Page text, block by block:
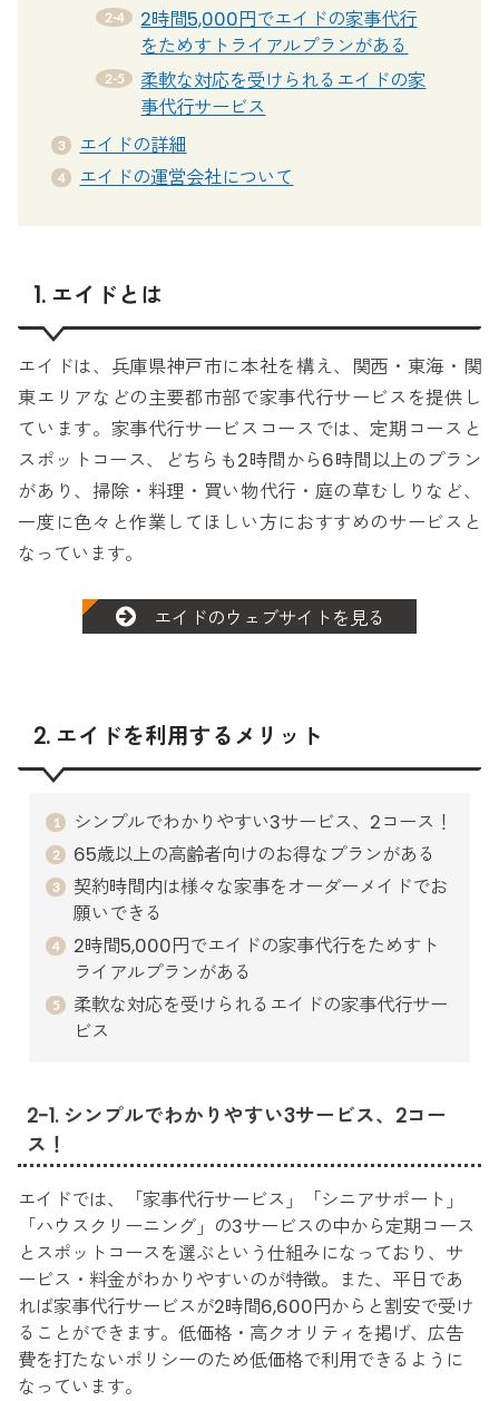
2時間5,000円でエイドの家事代行
をためすトライアルプランがある
柔軟な対応を受けられるエイドの家
事代行サービス
エイドの詳細
エイドの運営会社について
1. エイドとは
エイドは、兵庫県神戸市に本社を構え、関西・東海・関
東エリアなどの主要都市部で家事代行サービスを提供し
ています。家事代行サービスコースでは、定期コースと
スポットコース、どちらも2時間から6時間以上のプラン
があり、掃除・料理・買い物代行・庭の草むしりなど、
一度に色々と作業してほしい方におすすめのサービスと
なっています。
エイドのウェブサイトを見る
2. エイドを利用するメリット
シンプルでわかりやすい3サービス、2コース！
65歳以上の高齢者向けのお得なプランがある
契約時間内は様々な家事をオーダーメイドでお
願いできる
2時間5,000円でエイドの家事代行をためすト
ライアルプランがある
柔軟な対応を受けられるエイドの家事代行サー
ビス
2-1. シンプルでわかりやすい3サービス、2コー
ス！
エイドでは、「家事代行サービス」「シニアサポート」
「ハウスクリーニング」の3サービスの中から定期コース
とスポットコースを選ぶという仕組みになっており、サ
ービス・料金がわかりやすいのが特徴。また、平日であ
れば家事代行サービスが2時間6,600円からと割安で受け
ることができます。低価格・高クオリティを掲げ、広告
費を打たないポリシーのため低価格で利用できるように
なっています。